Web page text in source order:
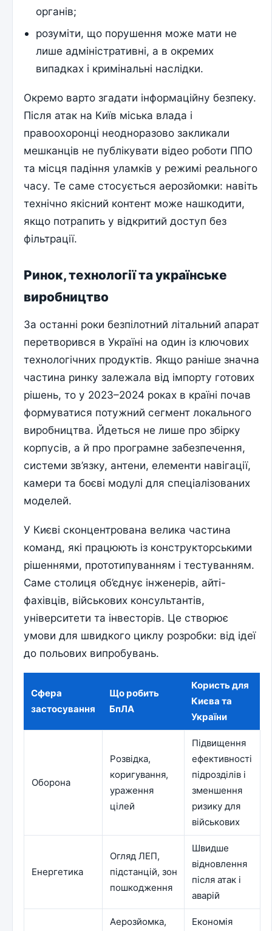
органів;
розуміти, що порушення може мати не
лише адміністративні, а в окремих
випадках і кримінальні наслідки.
Окремо варто згадати інформаційну безпеку.
Після атак на Київ міська влада і
правоохоронці неодноразово закликали
мешканців не публікувати відео роботи ППО
та місця падіння уламків у режимі реального
часу. Те саме стосується аерозйомки: навіть
технічно якісний контент може нашкодити,
якщо потрапить у відкритий доступ без
фільтрації.
Ринок, технології та українське
виробництво
За останні роки безпілотний літальний апарат
перетворився в Україні на один із ключових
технологічних продуктів. Якщо раніше значна
частина ринку залежала від імпорту готових
рішень, то у 2023–2024 роках в країні почав
формуватися потужний сегмент локального
виробництва. Йдеться не лише про збірку
корпусів, а й про програмне забезпечення,
системи зв’язку, антени, елементи навігації,
камери та боєві модулі для спеціалізованих
моделей.
У Києві сконцентрована велика частина
команд, які працюють із конструкторськими
рішеннями, прототипуванням і тестуванням.
Саме столиця об’єднує інженерів, айті-
фахівців, військових консультантів,
університети та інвесторів. Це створює
умови для швидкого циклу розробки: від ідеї
до польових випробувань.
Сфера
застосування
Що робить
БпЛА
Користь для
Києва та
України
Оборона
Розвідка,
коригування,
ураження
цілей
Підвищення
ефективності
підрозділів і
зменшення
ризику для
військових
Енергетика
Огляд ЛЕП,
підстанцій, зон
пошкодження
Швидше
відновлення
після атак і
аварій
Аерозйомка,
Економія